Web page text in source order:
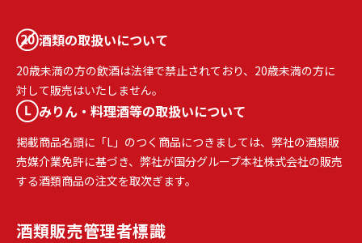
酒類の取扱いについて
20歳未満の方の飲酒は法律で禁止されており、20歳未満の方に
対して販売はいたしません。
みりん・料理酒等の取扱いについて
掲載商品名頭に「L」のつく商品につきましては、弊社の酒類販
売媒介業免許に基づき、弊社が国分グループ本社株式会社の販売
する酒類商品の注文を取次ぎます。
酒類販売管理者標識